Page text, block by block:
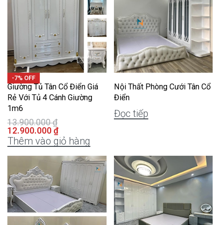
-7% OFF
Giường Tủ Tân Cổ Điển Giá
Rẻ Với Tủ 4 Cánh Giường
1m6
13.900.000₫
12.900.000 ₫
Thêm vào giỏ hàng
Nội Thất Phòng Cưới Tân Cổ
Điển
Đọc tiếp